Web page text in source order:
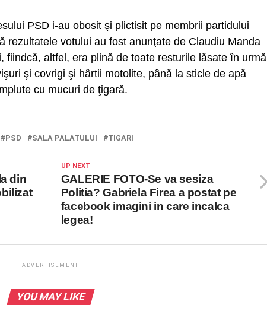
PSD i-au obosit şi plictisit pe membrii partidului
rezultatele votului au fost anunţate de Claudiu Manda
fiindcă, altfel, era plină de toate resturile lăsate în urmă
şi covrigi şi hârtii motolite, până la sticle de apă
cu mucuri de ţigară.
PSD SALA PALATULUI TIGARI
UP NEXT
GALERIE FOTO-Se va sesiza
Politia? Gabriela Firea a postat pe
facebook imagini in care incalca
legea!
din
ADVERTISEMENT
YOU MAY LIKE